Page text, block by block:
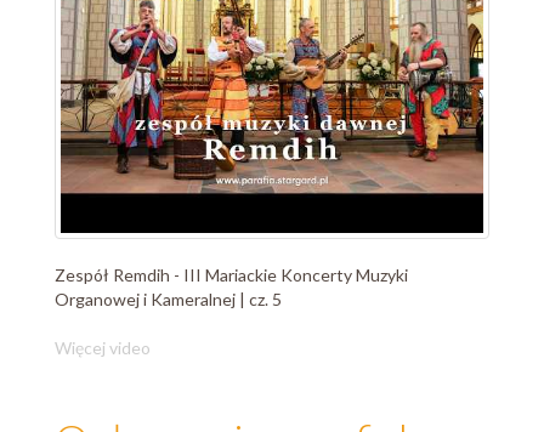
Zespół Remdih - III Mariackie Koncerty Muzyki
Organowej i Kameralnej | cz. 5
Więcej video